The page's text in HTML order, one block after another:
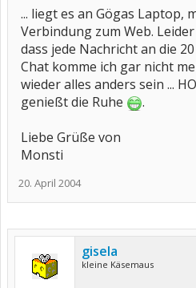
... liegt es an Gögas Laptop,
Verbindung zum Web.
dass jede Nachricht an die
Chat komme ich gar nicht
wieder alles anders sein ...
genießt die Ruhe
.
Liebe Grüße von
Monsti
20. April 2004
gisela
kleine Käsemaus